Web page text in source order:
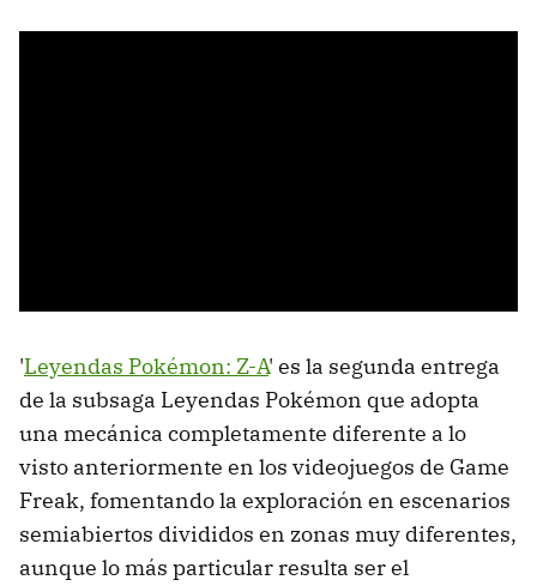
'Leyendas Pokémon: Z-A' es la segunda entrega
de la subsaga Leyendas Pokémon que adopta
una mecánica completamente diferente a lo
visto anteriormente en los videojuegos de Game
Freak, fomentando la exploración en escenarios
semiabiertos divididos en zonas muy diferentes,
aunque lo más particular resulta ser el